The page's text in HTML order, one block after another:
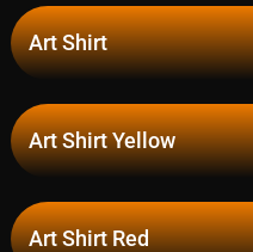
Art Shirt
Art Shirt Yellow
Art Shirt Red